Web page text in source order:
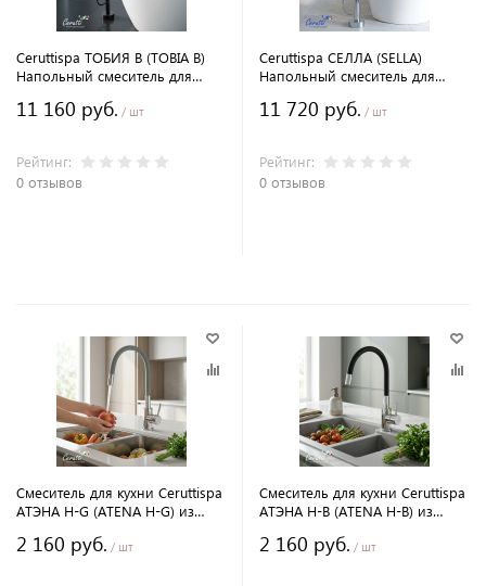
Ceruttispa ТОБИЯ B (TOBIA B)
Напольный смеситель для
черный
11 160 руб. / шт
Рейтинг:
0 отзывов
Ceruttispa СЕЛЛА (SELLA)
Напольный смеситель для
11 720 руб. / шт
Рейтинг:
0 отзывов
Смеситель для кухни Ceruttispa
АТЭНА H-G (ATENA H-G) из
хром, излив гибкий серый
2 160 руб. / шт
Смеситель для кухни Ceruttispa
АТЭНА H-B (ATENA H-B) из
хром, излив гибкий черный
2 160 руб. / шт